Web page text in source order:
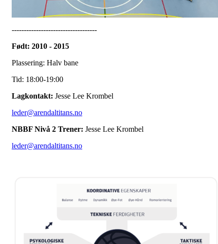
-----------------------------------
Født: 2010 - 2015
Plassering: Halv bane
Tid: 18:00-19:00
Lagkontakt: Jesse Lee Krombel
leder@arendaltitans.no
NBBF Nivå 2 Trener: Jesse Lee Krombel
leder@arendaltitans.no